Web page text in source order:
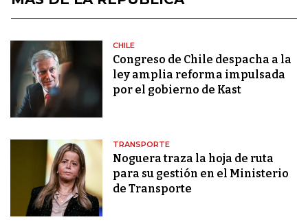
CHILE
Congreso de Chile despacha a la
ley amplia reforma impulsada
por el gobierno de Kast
TRANSPORTE
Noguera traza la hoja de ruta
para su gestión en el Ministerio
de Transporte